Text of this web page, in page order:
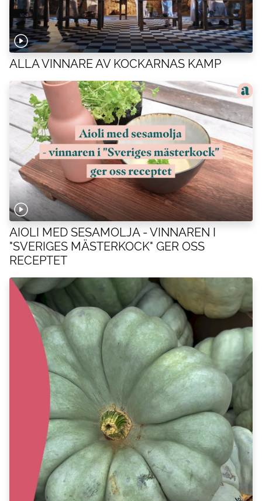
ALLA VINNARE AV KOCKARNAS KAMP
AIOLI MED SESAMOLJA - VINNAREN I
"SVERIGES MÄSTERKOCK" GER OSS
RECEPTET